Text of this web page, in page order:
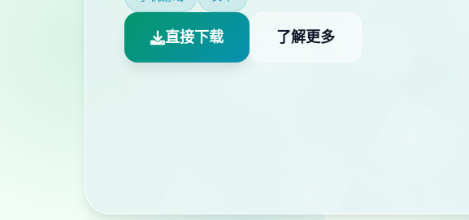
直接下载 了解更多